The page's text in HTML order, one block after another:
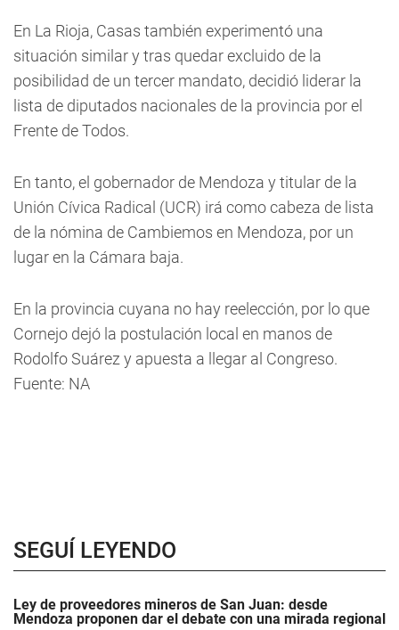
En La Rioja, Casas también experimentó una
situación similar y tras quedar excluido de la
posibilidad de un tercer mandato, decidió liderar la
lista de diputados nacionales de la provincia por el
Frente de Todos.
En tanto, el gobernador de Mendoza y titular de la
Unión Cívica Radical (UCR) irá como cabeza de lista
de la nómina de Cambiemos en Mendoza, por un
lugar en la Cámara baja.
En la provincia cuyana no hay reelección, por lo que
Cornejo dejó la postulación local en manos de
Rodolfo Suárez y apuesta a llegar al Congreso.
Fuente: NA
SEGUÍ LEYENDO
Ley de proveedores mineros de San Juan: desde
Mendoza proponen dar el debate con una mirada regional